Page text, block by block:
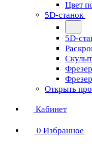
Цвет
5D-станок
5D-
Открыть
Кабинет
0 Избранное